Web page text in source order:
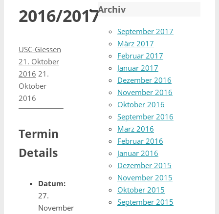
2016/2017
USC-Giessen
21. Oktober
2016 21.
Oktober
2016
Termin
Details
Datum:
27.
November
Archiv
September 2017
März 2017
Februar 2017
Januar 2017
Dezember 2016
November 2016
Oktober 2016
September 2016
März 2016
Februar 2016
Januar 2016
Dezember 2015
November 2015
Oktober 2015
September 2015